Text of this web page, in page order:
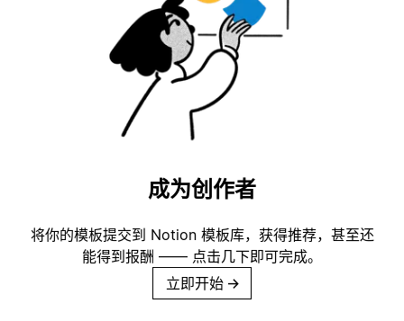
成为创作者
将你的模板提交到 Notion 模板库，获得推荐，甚至还
能得到报酬 —— 点击几下即可完成。
立即开始 →